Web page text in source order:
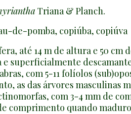
Triana & Planch.
de-pomba, copiúba, copiúva
até 14 m de altura e 50 cm
superficialmente
com 5-11 folíolos
as das árvores masculinas
com 3-4 mm de
comprimento quando